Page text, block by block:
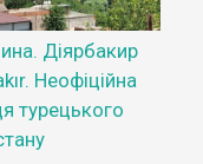
Діярбакир
Неофіційна
турецького